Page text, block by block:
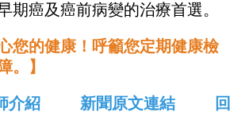
期癌及癌前病變的治療首選。
您的健康！呼籲您定期健康檢
。】
介紹
新聞原文連結
回